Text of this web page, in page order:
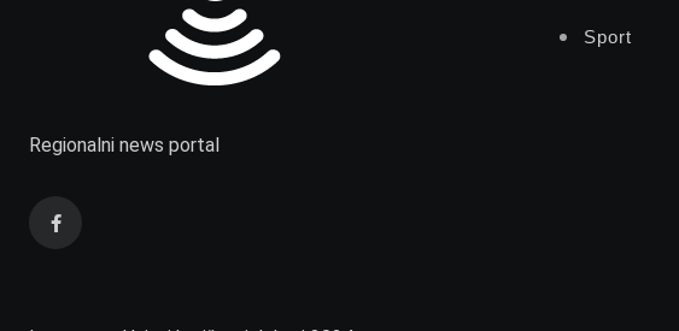
Regionalni news portal
Sport